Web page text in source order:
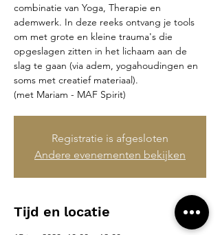
combinatie van Yoga, Therapie en
ademwerk. In deze reeks ontvang je tools
om met grote en kleine trauma's die
opgeslagen zitten in het lichaam aan de
slag te gaan (via adem, yogahoudingen en
soms met creatief materiaal).
(met Mariam - MAF Spirit)
Registratie is afgesloten
Andere evenementen bekijken
Tijd en locatie